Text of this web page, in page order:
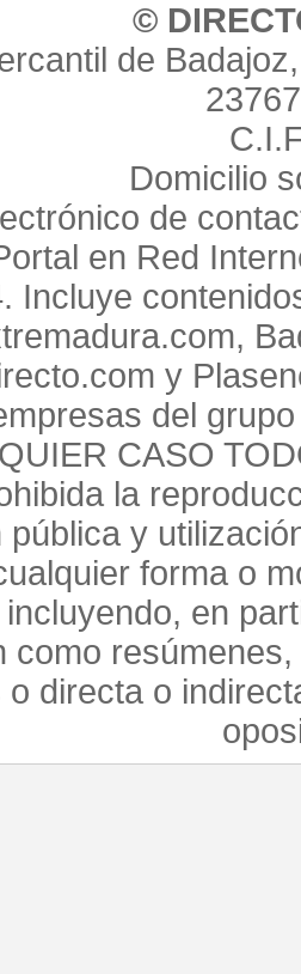
©
de
Domicilio
de
en Red
Incluye
y
del
CASO
la
pública y
forma o
en
como
directa o